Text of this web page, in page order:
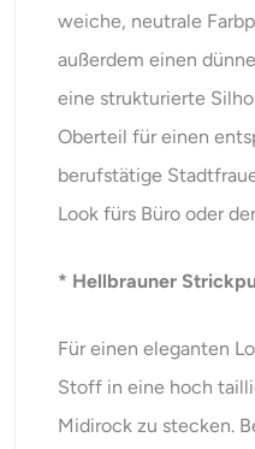
weiche, neutrale
außerdem einen
eine strukturierte
Oberteil für einen
berufstätige
Look fürs Büro oder
* Hellbrauner
Für einen eleganten
Stoff in eine hoch
Midirock zu stecken.